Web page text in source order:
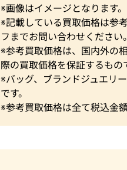
※画像はイメージとなります。
※記載している買取価格は参
フまでお問い合わせください。
※参考買取価格は、国内外の
際の買取価格を保証するもの
※バッグ、ブランドジュエリ
です。
※参考買取価格は全て税込金額